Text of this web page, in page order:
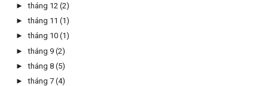
►tháng 12 (2)
►tháng 11 (1)
►tháng 10 (1)
►tháng 9 (2)
►tháng 8 (5)
►tháng 7 (4)